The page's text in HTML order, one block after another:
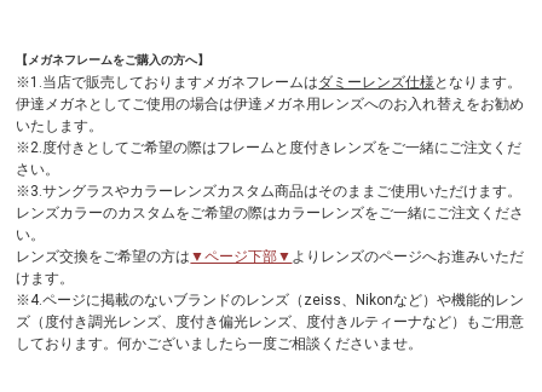
【メガネフレームをご購入の方へ】
※1.当店で販売しておりますメガネフレームはダミーレンズ仕様 となります。
伊達メガネとしてご使用の場合は伊達メガネ用レンズへのお入れ替えをお勧め
いたします。
※2.度付きとしてご希望の際はフレームと度付きレンズをご一緒にご注文くだ
さい。
※3.サングラスやカラーレンズカスタム商品はそのままご使用いただけます。
レンズカラーのカスタムをご希望の際はカラーレンズをご一緒にご注文くださ
い。
レンズ交換をご希望の方は ▼ページ下部▼ よりレンズのページへお進みいただ
けます。
※4.ページに掲載のないブランドのレンズ（zeiss、Nikonなど）や機能的レン
ズ（度付き調光レンズ、度付き偏光レンズ、度付きルティーナなど）もご用意
しております。何かございましたら一度ご相談くださいませ。